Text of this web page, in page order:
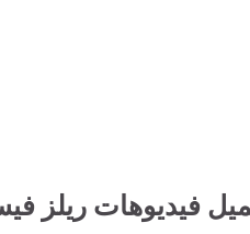
فيديوهات ريلز